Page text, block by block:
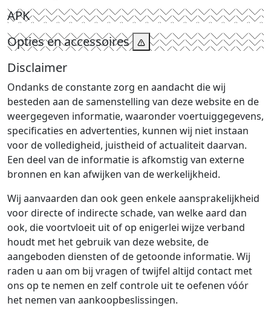
APK
Opties en accessoires
Disclaimer
Ondanks de constante zorg en aandacht die wij
besteden aan de samenstelling van deze website en de
weergegeven informatie, waaronder voertuiggegevens,
specificaties en advertenties, kunnen wij niet instaan
voor de volledigheid, juistheid of actualiteit daarvan.
Een deel van de informatie is afkomstig van externe
bronnen en kan afwijken van de werkelijkheid.
Wij aanvaarden dan ook geen enkele aansprakelijkheid
voor directe of indirecte schade, van welke aard dan
ook, die voortvloeit uit of op enigerlei wijze verband
houdt met het gebruik van deze website, de
aangeboden diensten of de getoonde informatie. Wij
raden u aan om bij vragen of twijfel altijd contact met
ons op te nemen en zelf controle uit te oefenen vóór
het nemen van aankoopbeslissingen.